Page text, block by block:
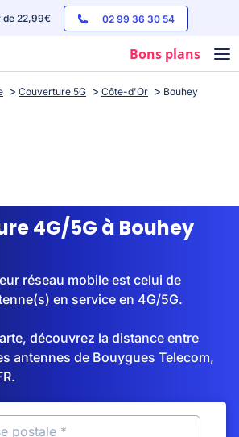
de 22,99€ 02 99 36 30 54
Bons plans
Couverture 5G Côte-d'Or Bouhey
4G/5G à Bouhey
réseau mobile est celui de
en service en 4G/5G.
découvrez la distance entre
antennes de Bouygues Telecom,